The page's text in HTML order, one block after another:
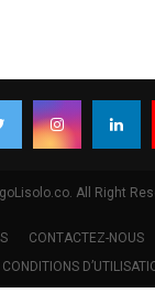
All Right
CONTACTEZ-NOUS